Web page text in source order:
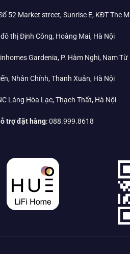
52 Market street, Sunrise E, KĐT The
thị Định Công, Hoàng Mai, Hà Nội
Gardenia, P. Hàm Nghi, Nam Từ
Nhân Chính, Thanh Xuân, Hà Nội
Láng Hòa Lạc, Thạch Thất, Hà Nội
trợ đặt hàng: 088.999.8618